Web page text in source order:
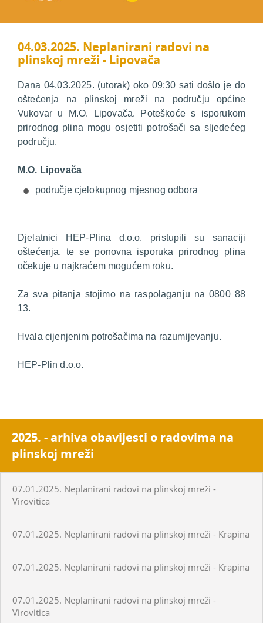
04.03.2025. Neplanirani radovi na
plinskoj mreži - Lipovača
Dana 04.03.2025. (utorak) oko 09:30 sati došlo je do
oštećenja na plinskoj mreži na području općine
Vukovar u M.O. Lipovača. Poteškoće s isporukom
prirodnog plina mogu osjetiti potrošači sa sljedećeg
području.
M.O. Lipovača
područje cjelokupnog mjesnog odbora
Djelatnici HEP-Plina d.o.o. pristupili su sanaciji
oštećenja, te se ponovna isporuka prirodnog plina
očekuje u najkraćem mogućem roku.
Za sva pitanja stojimo na raspolaganju na 0800 88
13.
Hvala cijenjenim potrošačima na razumijevanju.
HEP-Plin d.o.o.
2025. - arhiva obavijesti o radovima na
plinskoj mreži
07.01.2025. Neplanirani radovi na plinskoj mreži -
Virovitica
07.01.2025. Neplanirani radovi na plinskoj mreži - Krapina
07.01.2025. Neplanirani radovi na plinskoj mreži - Krapina
07.01.2025. Neplanirani radovi na plinskoj mreži -
Virovitica